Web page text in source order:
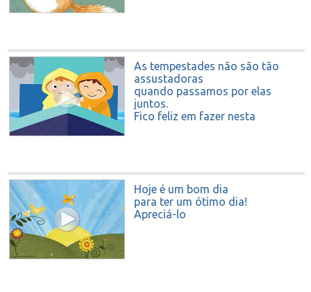
As tempestades não são tão
assustadoras
quando passamos por elas
juntos.
Fico feliz em fazer nesta
Hoje é um bom dia
para ter um ótimo dia!
Apreciá-lo